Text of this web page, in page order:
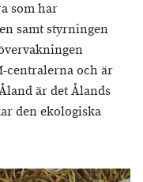
som har
samt styrningen
centralerna och är
är det Ålands
den ekologiska